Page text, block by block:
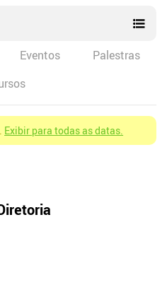
Eventos
Palestras
Exibir para todas as datas.